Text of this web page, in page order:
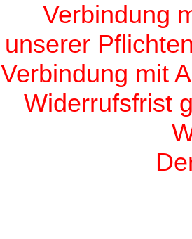
Verbindung
unserer
Verbindung mit
Widerrufsfrist